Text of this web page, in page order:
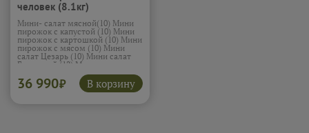
человек (8.1кг)
Мини- салат мясной(10) Мини
пирожок с капустой (10) Мини
пирожок с картошкой (10) Мини
пирожок с мясом (10) Мини
салат Цезарь (10) Мини салат
Греческий (12) Мини салат
Фаворит (15) Мини сэндвич с
ветчиной и сыром (12)
Овощные палочки (10) Печеные
36 990₽ В корзину